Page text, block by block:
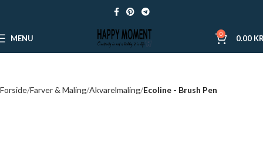
MENU 0 0.00
Forside Farver & Maling Akvarelmaling Ecoline - Brush Pen